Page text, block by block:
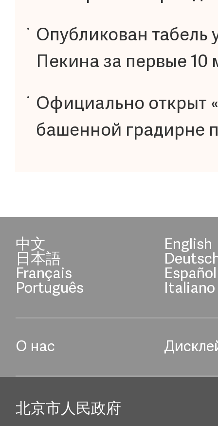
Опубликован табель
Пекина за первые 10
Официально открыт
башенной градирне
中文 English
日本語
Français Español
Português Italiano
О нас
北京市人民政府